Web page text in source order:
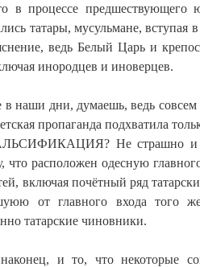
в процессе предшествующего
татары, мусульмане,
ведь Белый Царь и
инородцев и иноверцев.
в наши дни, думаешь, ведь
пропаганда подхватила
Не страшно и
что расположен одесную
включая почётный ряд
от главного входа того
татарские чиновники.
и то, что некоторые